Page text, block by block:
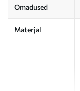
Omadused
Materjal